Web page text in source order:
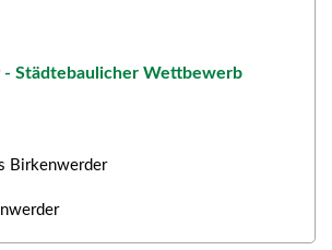
- Städtebaulicher Wettbewerb
Birkenwerder